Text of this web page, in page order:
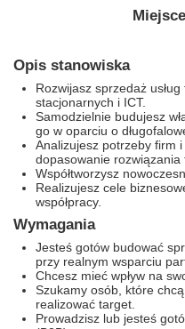
Opis stanowiska
Rozwijasz sprzedaż
stacjonarnych i ICT.
Samodzielnie budujesz
go w oparciu o
Analizujesz potrzeby firm
dopasowanie rozwiązania
Współtworzysz
Realizujesz cele
współpracy.
Wymagania
Jesteś gotów budować
przy realnym wsparciu
Chcesz mieć wpływ na
Szukamy osób, które
realizować target.
Prowadzisz lub jesteś